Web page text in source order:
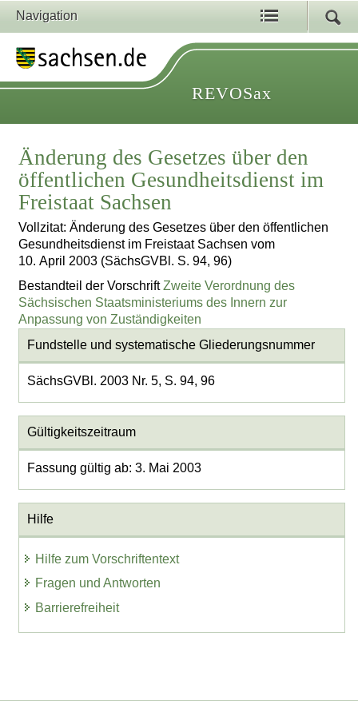
Navigation
REVOSax
Änderung des Gesetzes über den
öffentlichen Gesundheitsdienst im
Freistaat Sachsen
Vollzitat: Änderung des Gesetzes über den öffentlichen
Gesundheitsdienst im Freistaat Sachsen vom
10. April 2003 (SächsGVBl. S. 94, 96)
Bestandteil der VorschriftZweite Verordnung des
Sächsischen Staatsministeriums des Innern zur
Anpassung von Zuständigkeiten
Fundstelle und systematische Gliederungsnummer
SächsGVBl. 2003 Nr. 5, S. 94, 96
Gültigkeitszeitraum
Fassung gültig ab: 3. Mai 2003
Hilfe
Hilfe zum Vorschriftentext
Fragen und Antworten
Barrierefreiheit